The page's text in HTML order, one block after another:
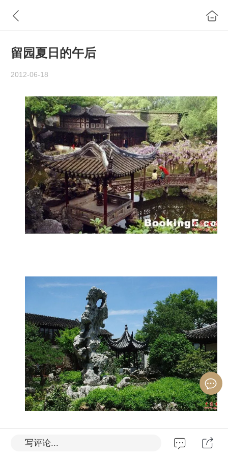
留园夏日的午后
2012-06-18
写评论...